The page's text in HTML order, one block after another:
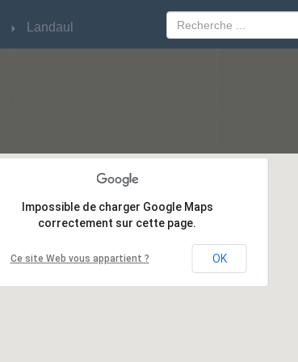
Landaul
Impossible de charger Google Maps
correctement sur cette page.
Ce site Web vous appartient ? OK
Impossible de charger Google Maps
correctement sur cette page.
Ce site Web vous appartient ? OK
Landaul